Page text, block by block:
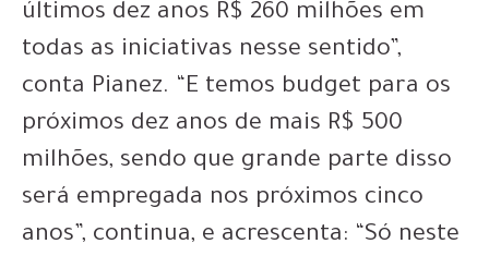
últimos dez anos R$ 260 milhões em
todas as iniciativas nesse sentido”,
conta Pianez. “E temos budget para os
próximos dez anos de mais R$ 500
milhões, sendo que grande parte disso
será empregada nos próximos cinco
anos”, continua, e acrescenta: “Só neste